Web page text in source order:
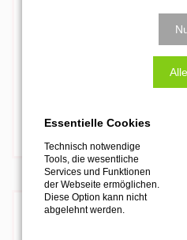
Mehr zu
Essentielle Cookies
Technisch notwendige
Tools, die wesentliche
Services und Funktionen
der Webseite ermöglichen.
Diese Option kann nicht
abgelehnt werden.